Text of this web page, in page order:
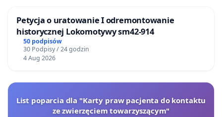
Petycja o uratowanie I odremontowanie
historycznej Lokomotywy sm42-914
50 podpisów
30 Podpisy / 24 godzin
4 Aug 2026
List poparcia dla "Karty praw pacjenta do kontaktu
ze zwierzęciem towarzyszącym"